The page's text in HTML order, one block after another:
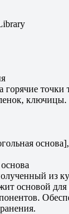
точки
основа],
из
основой для